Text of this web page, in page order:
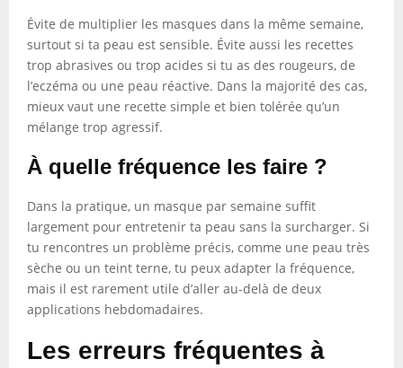
Évite de multiplier les masques dans la même semaine,
surtout si ta peau est sensible. Évite aussi les recettes
trop abrasives ou trop acides si tu as des rougeurs, de
l’eczéma ou une peau réactive. Dans la majorité des cas,
mieux vaut une recette simple et bien tolérée qu’un
mélange trop agressif.
À quelle fréquence les faire ?
Dans la pratique, un masque par semaine suffit
largement pour entretenir ta peau sans la surcharger. Si
tu rencontres un problème précis, comme une peau très
sèche ou un teint terne, tu peux adapter la fréquence,
mais il est rarement utile d’aller au-delà de deux
applications hebdomadaires.
Les erreurs fréquentes à